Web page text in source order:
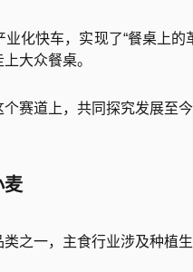
化快车，实现了“餐桌上
大众餐桌。
赛道上，共同探究发展至
麦
之一，主食行业涉及种植